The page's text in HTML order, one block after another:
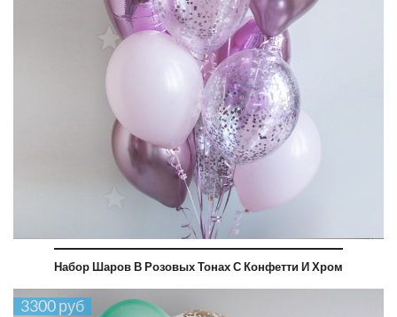
Набор Шаров В Розовых Тонах С Конфетти И Хром
3300 руб